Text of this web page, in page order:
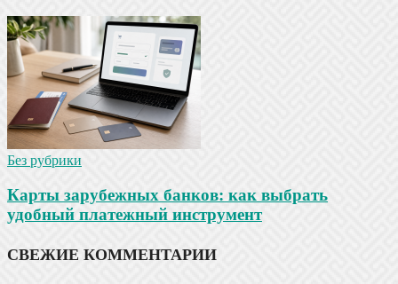
Без рубрики
Карты зарубежных банков: как выбрать
удобный платежный инструмент
СВЕЖИЕ КОММЕНТАРИИ